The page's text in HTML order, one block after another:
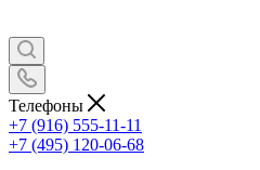
Телефоны
+7 (916) 555-11-11
+7 (495) 120-06-68